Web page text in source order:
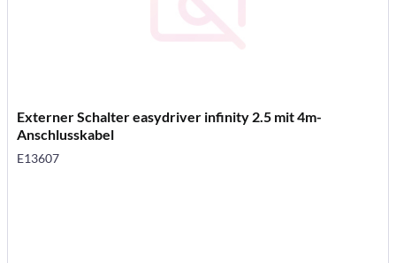
Externer Schalter easydriver infinity 2.5 mit 4m-
Anschlusskabel
E13607